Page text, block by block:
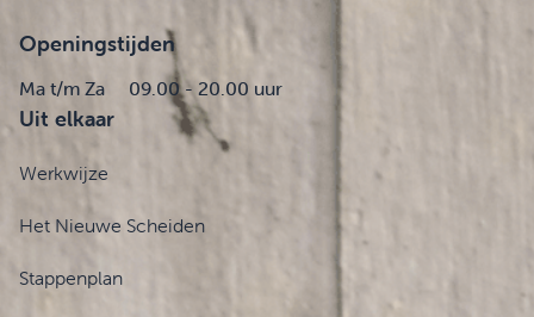
Openingstijden
Ma t/m Za 09.00 - 20.00 uur
Uit elkaar
Werkwijze
Het Nieuwe Scheiden
Stappenplan